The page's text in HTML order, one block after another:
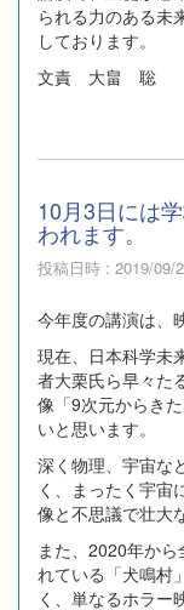
られる力のある未
しております。
文責 大畠 聡
10月3日には
われます。
投稿日時 : 2019/09/
今年度の講演は、
現在、日本科学未
者大栗氏ら早々た
像「9次元からき
いと思います。
深く物理、宇宙な
く、まったく宇宙
像と不思議で壮大
また、2020年か
れている「犬鳴村
く、単なるホラー